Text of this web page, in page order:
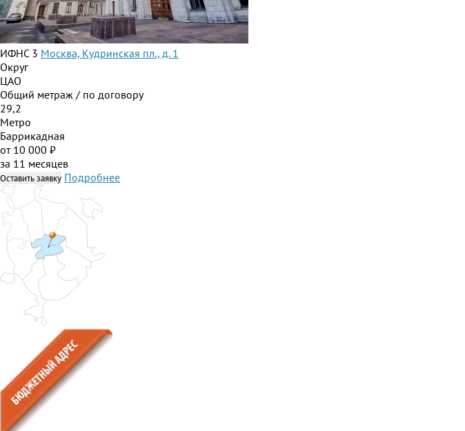
ИФНС 3 Москва, Кудринская пл., д. 1
Округ
ЦАО
Общий метраж / по договору
29,2
Метро
Баррикадная
от 10 000 ₽
за 11 месяцев
Оставить заявку Подробнее